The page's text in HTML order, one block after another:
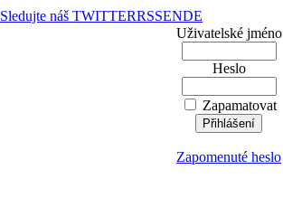
Sledujte náš TWITTERRSSENDE
Uživatelské jméno
Heslo
Zapamatovat
Zapomenuté heslo